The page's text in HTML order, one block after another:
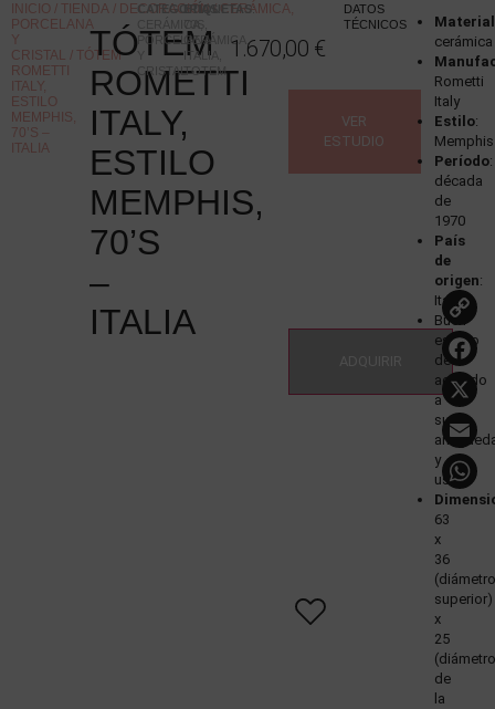
INICIO / TIENDA / DECORACIÓN
CERÁMICA,
PORCELANA
Y
CRISTAL / TÓTEM
ROMETTI
ITALY,
ESTILO
MEMPHIS,
70’S –
ITALIA
TÓTEM
ROMETTI
ITALY,
ESTILO
MEMPHIS,
70’S
–
ITALIA
CATEGORÍAS
PORCELANA
CRISTAL
ETIQUETAS :
CERÁMICA
,
ITALIA
TOTEM
1.670,00 €
VER
ESTUDIO
DATOS
TÉCNICOS
Material
cerámica
Rometti
Italy
Estilo:
Memphis
Período:
década
de
1970
País
de
origen:
Italia
Buen
estado
de
acuerdo
a
su
y
uso
63
x
36
superior)
x
25
de
la